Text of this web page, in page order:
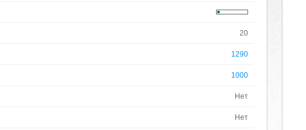
20
1290
1000
Нет
Нет